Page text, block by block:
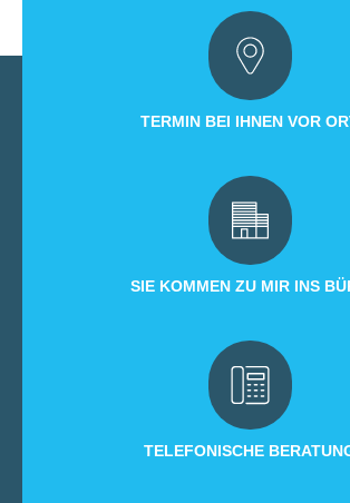
TERMIN BEI IHNEN VOR
SIE KOMMEN ZU MIR INS
TELEFONISCHE